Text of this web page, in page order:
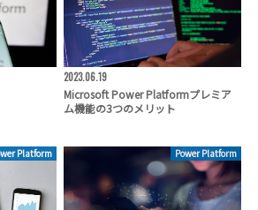
2023.06.19
Microsoft Power Platformプレミア
ム機能の3つのメリット
Platform Power Platform